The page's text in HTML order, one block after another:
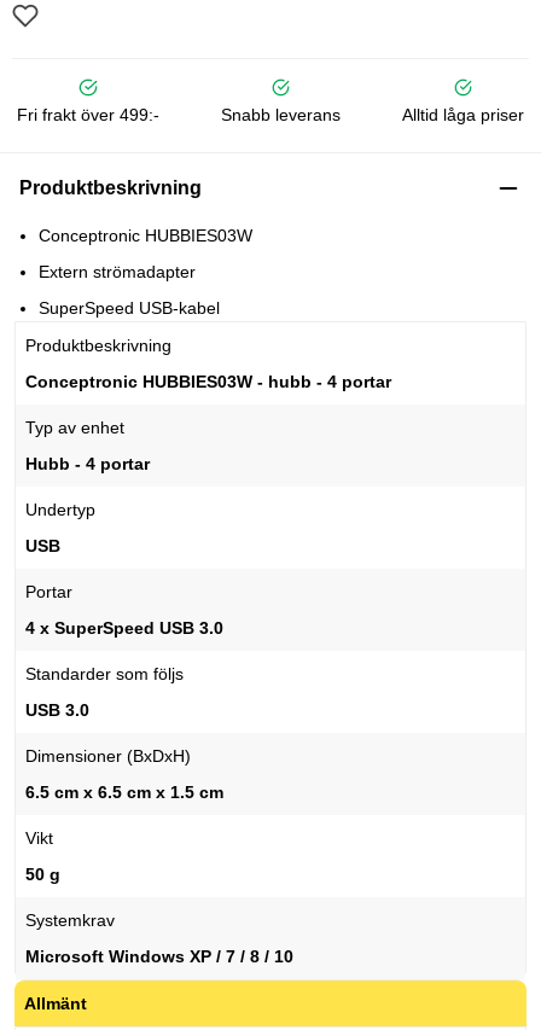
Fri frakt över 499:- Snabb leverans Alltid låga priser
Produktbeskrivning
Conceptronic HUBBIES03W
Extern strömadapter
SuperSpeed USB-kabel
Produktbeskrivning
Conceptronic HUBBIES03W - hubb - 4 portar
Typ av enhet
Hubb - 4 portar
Undertyp
USB
Portar
4 x SuperSpeed USB 3.0
Standarder som följs
USB 3.0
Dimensioner (BxDxH)
6.5 cm x 6.5 cm x 1.5 cm
Vikt
50 g
Systemkrav
Microsoft Windows XP / 7 / 8 / 10
Allmänt